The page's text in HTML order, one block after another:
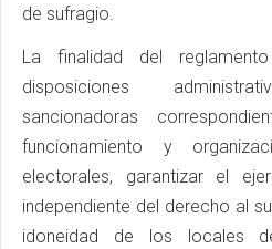
de sufragio.
La finalidad del
disposiciones
sancionadoras
funcionamiento y
electorales, garantizar el
independiente del derecho al
idoneidad de los locales